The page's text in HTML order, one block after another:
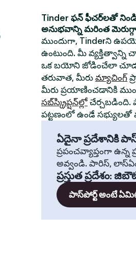
Tinder ఫన్ ఫీచర్‌లతో
అనుభవాన్ని మరింత
ముందుగా, Tinderని
ఉంటుంది. మీ వ్యక్తిత్వాన్ని
ఒక బయోని జోడించేలా
తరువాత, మీరు మ్యాచింగ్
మీరు ప్రయాణించడానికి
సబ్‌స్క్రిప్షన్‌ల్లో
పట్టణంలో ఉండే సభ్యులతో
ఏదైనా ప్రదేశానికి
ప్రపంచవ్యాప్తంగా ఉన్న
అవ్వండి. పారిస్,
ప్రస్తుత ప్రదేశం:
పాస్‌పోర్ట్ అంటే